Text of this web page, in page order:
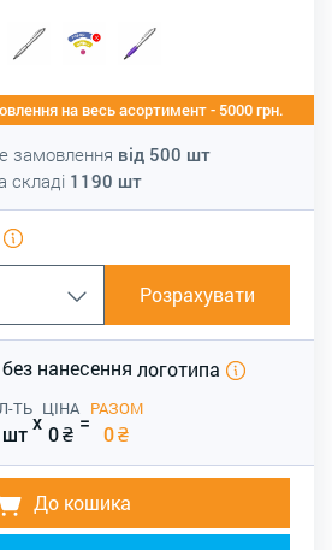
на весь асортимент - 5000 грн.
замовлення від 500 шт
складі 1190 шт
Розрахувати
нанесення логотипа
ТЬ
штx
ЦІНА
0₴ =
РАЗОМ
0₴
До кошика